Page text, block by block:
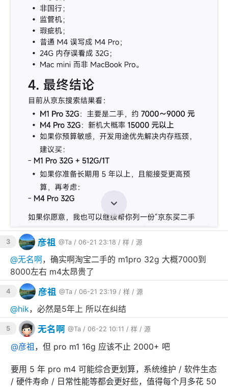
3 彦祖 @Ta / 06-21 23:18 / 样 / 源
@无名啊，确实啊淘宝二手的 m1pro 32g 大概7000到
8000左右 m4太昂贵了
4 彦祖 @Ta / 06-21 23:19 / 样 / 源
@hik，必然是5年上 所以在纠结
5 无名啊 @Ta / 06-22 10:11 / 样 / 源
@彦祖 ，但 pro m1 16g 应该不止 2000+ 吧
要用 5 年 pro m4 可能综合更划算，系统维护 / 软件生态
/ 硬件寿命 / 日常性能等都会更好些，值得每个月多花 50